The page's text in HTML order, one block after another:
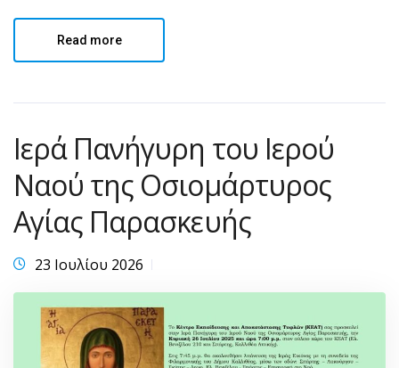
Read more
Ιερά Πανήγυρη του Ιερού
Ναού της Οσιομάρτυρος
Αγίας Παρασκευής
23 Ιουλίου 2026